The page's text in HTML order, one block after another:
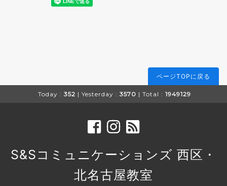
ページTOPに戻る
Today : 352 | Yesterday : 3570 | Total : 1949129
S&Sコミュニケーションズ 西区・
北名古屋教室